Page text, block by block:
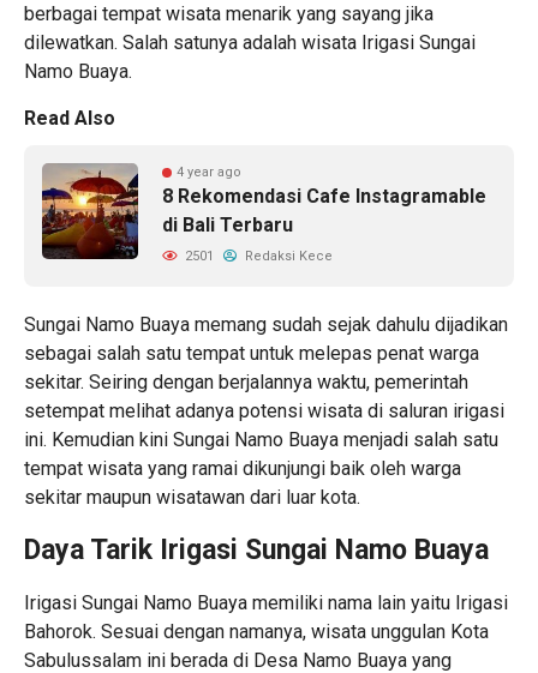
berbagai tempat wisata menarik yang sayang jika
dilewatkan. Salah satunya adalah wisata Irigasi Sungai
Namo Buaya.
Read Also
4 year ago
8 Rekomendasi Cafe Instagramable
di Bali Terbaru
2501 Redaksi Kece
Sungai Namo Buaya memang sudah sejak dahulu dijadikan
sebagai salah satu tempat untuk melepas penat warga
sekitar. Seiring dengan berjalannya waktu, pemerintah
setempat melihat adanya potensi wisata di saluran irigasi
ini. Kemudian kini Sungai Namo Buaya menjadi salah satu
tempat wisata yang ramai dikunjungi baik oleh warga
sekitar maupun wisatawan dari luar kota.
Daya Tarik Irigasi Sungai Namo Buaya
Irigasi Sungai Namo Buaya memiliki nama lain yaitu Irigasi
Bahorok. Sesuai dengan namanya, wisata unggulan Kota
Sabulussalam ini berada di Desa Namo Buaya yang